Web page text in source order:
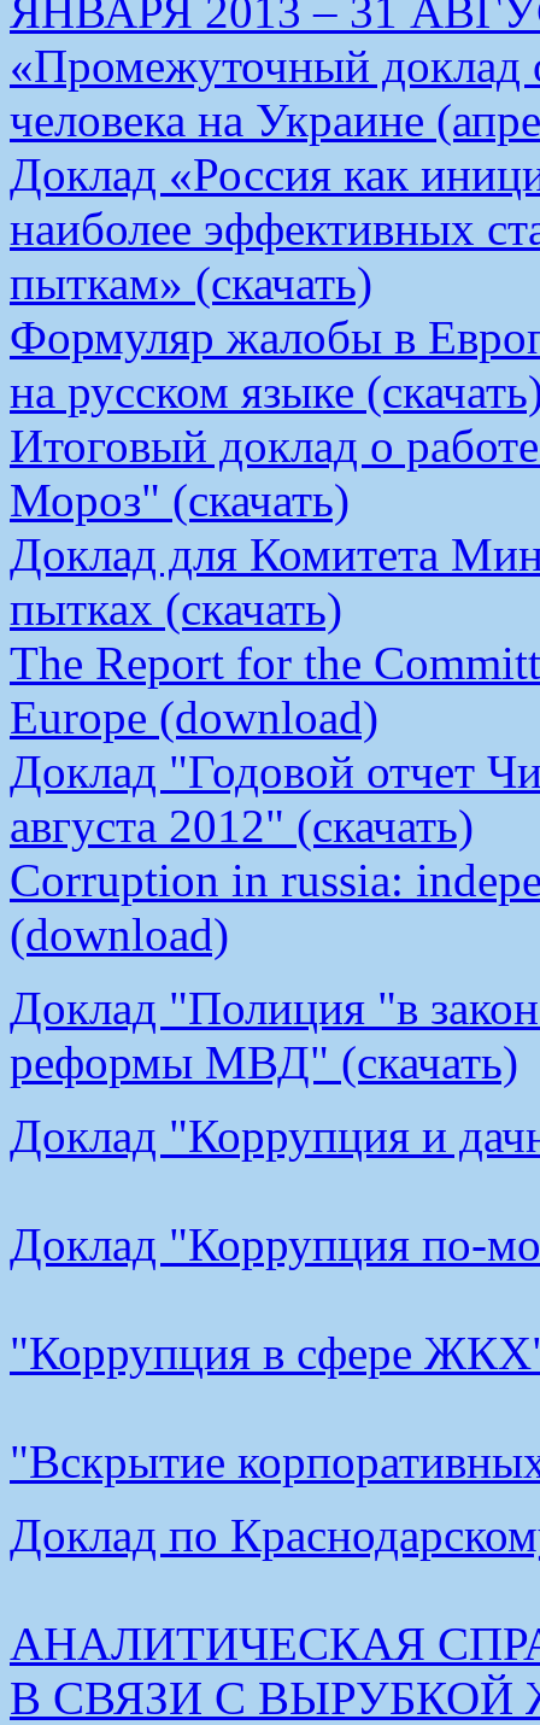
ЯНВАРЯ 2013 – 31
«Промежуточный доклад
человека на Украине
Доклад «Россия как
наиболее эффективных
пыткам» (скачать)
Формуляр жалобы в
на русском языке
Итоговый доклад о
Мороз" (скачать)
Доклад для Комитета
пытках (скачать)
The Report for the
Europe (download)
Доклад "Годовой отчет
августа 2012" (скачать)
Corruption in russia:
(download)
Доклад "Полиция "в
реформы МВД" (скачать)
Доклад "Коррупция и
Доклад "Коррупция по-
"Коррупция в сфере ЖКХ"
"Вскрытие
Доклад по
АНАЛИТИЧЕСКАЯ
В СВЯЗИ С